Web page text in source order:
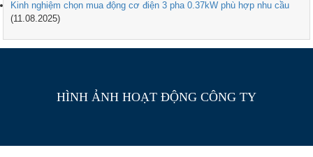
Kinh nghiệm chọn mua động cơ điện 3 pha 0.37kW phù hợp nhu cầu
(11.08.2025)
HÌNH ẢNH HOẠT ĐỘNG CÔNG TY